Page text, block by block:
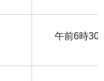
午前6時30